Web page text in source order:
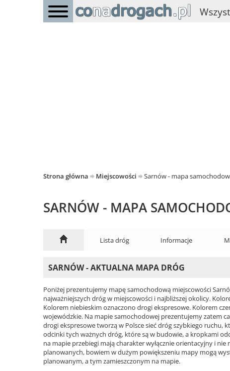
Strona główna Miejscowości Sarnów - mapa
SARNÓW - MAPA
Lista dróg Informacje
SARNÓW - AKTUALNA MAPA DRÓG
Poniżej prezentujemy mapę samochodową miejscowości
najważniejszych dróg w miejscowości i najbliższej okolicy.
Kolorem niebieskim oznaczono drogi ekspresowe. Kolorem
wojewódzkie. Na mapie samochodowej prezentujemy zatem
drogi ekspresowe tworzą w Polsce sieć dróg szybkiego ruchu,
odcinki tych ważnych dróg, które są w budowie, a kropkami
na mapie przebiegi mają charakter wyłącznie orientacyjny i
planowanych, bowiem w dużym powiększeniu mapy mogą
planowanym, a tym zamieszczonym na mapie.